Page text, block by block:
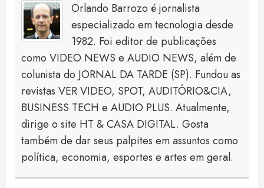
Orlando Barrozo é jornalista
especializado em tecnologia desde
1982. Foi editor de publicações
como VIDEO NEWS e AUDIO NEWS, além de
colunista do JORNAL DA TARDE (SP). Fundou as
revistas VER VIDEO, SPOT, AUDITÓRIO&CIA,
BUSINESS TECH e AUDIO PLUS. Atualmente,
dirige o site HT & CASA DIGITAL. Gosta
também de dar seus palpites em assuntos como
política, economia, esportes e artes em geral.